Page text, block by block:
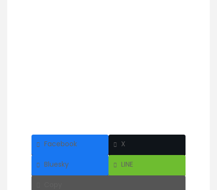
Facebook X
Bluesky LINE